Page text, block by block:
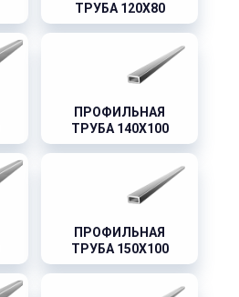
ТРУБА 120X80
ПРОФИЛЬНАЯ
ТРУБА 140X100
ПРОФИЛЬНАЯ
ТРУБА 150X100